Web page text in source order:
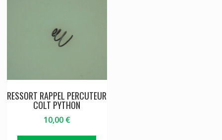
RESSORT RAPPEL PERCUTEUR
COLT PYTHON
10,00 €